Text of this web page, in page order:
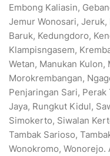
Embong Kaliasin,
Jemur Wonosari, Jeruk,
Baruk, Kedungdoro,
Klampisngasem,
Wetan, Manukan
Morokrembangan,
Penjaringan Sari,
Jaya, Rungkut Kidul,
Simokerto, Siwalan
Tambak Sarioso,
Wonokromo, Wonorejo.